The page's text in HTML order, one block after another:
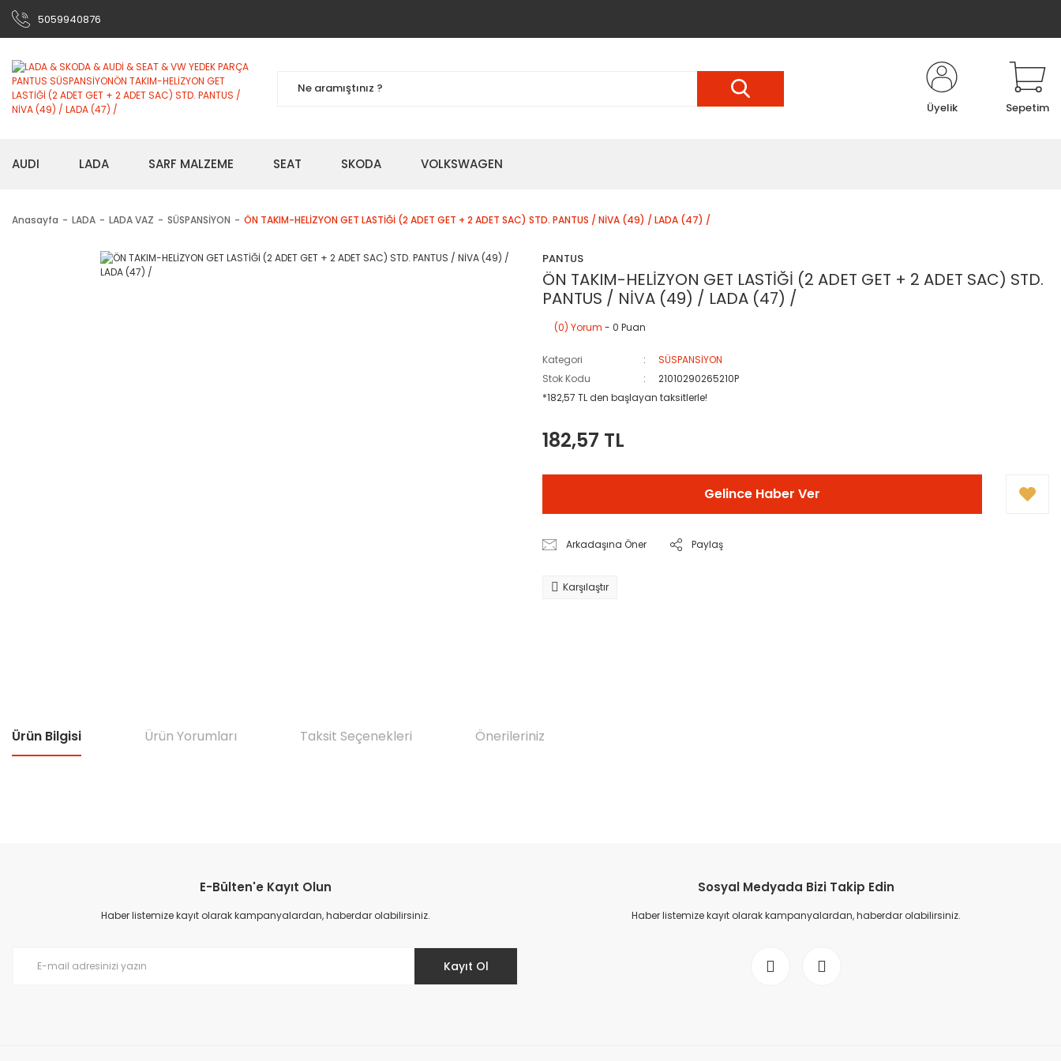
5059940876
Üyelik Sepetim
AUDI LADA SARF MALZEME SEAT SKODA VOLKSWAGEN
Anasayfa LADA LADA VAZ SÜSPANSİYON ÖN TAKIM-HELİZYON GET LASTİĞİ (2 ADET GET + 2 ADET SAC) STD. PANTUS / NİVA (49) / LADA (47) /
PANTUS
ÖN TAKIM-HELİZYON GET LASTİĞİ (2 ADET GET + 2 ADET SAC) STD.
PANTUS / NİVA (49) / LADA (47) /
(0) Yorum - 0 Puan
Kategori
SÜSPANSİYON
Stok Kodu
21010290265210P
*182,57 TL den başlayan taksitlerle!
182,57 TL
Gelince Haber Ver
Arkadaşına Öner Paylaş
Karşılaştır
Ürün Bilgisi Ürün Yorumları Taksit Seçenekleri Önerileriniz
Ürün resmi kalitesiz, bozuk veya görüntülenemiyor.
Ürün açıklamasında eksik bilgiler bulunuyor.
E-Bülten'e Kayıt Olun
Haber listemize kayıt olarak kampanyalardan, haberdar olabilirsiniz.
Kayıt Ol
Sosyal Medyada Bizi Takip Edin
Haber listemize kayıt olarak kampanyalardan, haberdar olabilirsiniz.